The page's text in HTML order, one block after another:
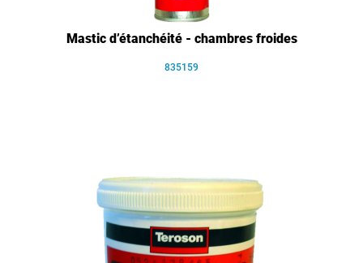
Mastic d’étanchéité - chambres froides
835159